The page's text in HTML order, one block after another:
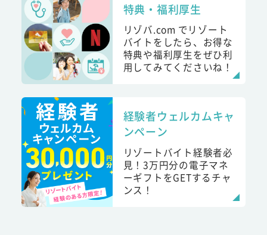
特典・福利厚生
リゾバ.com でリゾート
バイトをしたら、お得な
特典や福利厚生をぜひ利
用してみてくださいね！
経験者ウェルカムキャ
ンペーン
リゾートバイト経験者必
見！3万円分の電子マネ
ーギフトをGETするチャ
ンス！